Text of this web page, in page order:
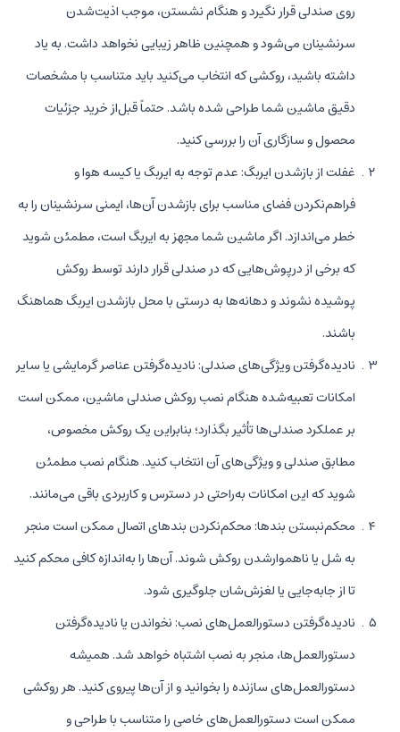
روی صندلی قرار نگیرد و هنگام نشستن، موجب اذیت‌شدن
سرنشینان می‌شود و همچنین ظاهر زیبایی نخواهد داشت. به یاد
داشته باشید، روکشی که انتخاب می‌کنید باید متناسب با مشخصات
دقیق ماشین شما طراحی شده باشد. حتماً قبل‌از خرید جزئیات
محصول و سازگاری آن را بررسی کنید.
غفلت از بازشدن ایربگ: عدم توجه به ایربگ یا کیسه هوا و
فراهم‌نکردن فضای مناسب برای بازشدن آن‌ها، ایمنی سرنشینان را به
خطر می‌اندازد. اگر ماشین شما مجهز به ایربگ است، مطمئن شوید
که برخی از درپوش‌هایی که در صندلی قرار دارند توسط روکش
پوشیده نشوند و دهانه‌ها به درستی با محل بازشدن ایربگ هماهنگ
باشند.
نادیده‌گرفتن ویژگی‌های صندلی: نادیده‌گرفتن عناصر گرمایشی یا سایر
امکانات تعبیه‌شده هنگام نصب روکش صندلی ماشین، ممکن است
بر عملکرد صندلی‌ها تأثیر بگذارد؛ بنابراین یک روکش مخصوص،
مطابق صندلی و ویژگی‌های آن انتخاب کنید. هنگام نصب مطمئن
شوید که این امکانات به‌راحتی در دسترس و کاربردی باقی می‌مانند.
محکم‌نبستن بندها: محکم‌نکردن بندهای اتصال ممکن است منجر
به شل یا ناهموارشدن روکش شوند. آن‌ها را به‌اندازه کافی محکم کنید
تا از جابه‌جایی یا لغزش‌شان جلوگیری شود.
نادیده‌گرفتن دستورالعمل‌های نصب: نخواندن یا نادیده‌گرفتن
دستورالعمل‌ها، منجر به نصب اشتباه خواهد شد. همیشه
دستورالعمل‌های سازنده را بخوانید و از آن‌ها پیروی کنید. هر روکشی
ممکن است دستورالعمل‌های خاصی را متناسب با طراحی و